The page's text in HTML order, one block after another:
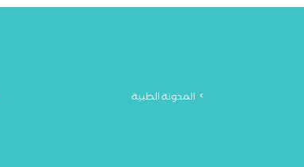
المدونة الطبية